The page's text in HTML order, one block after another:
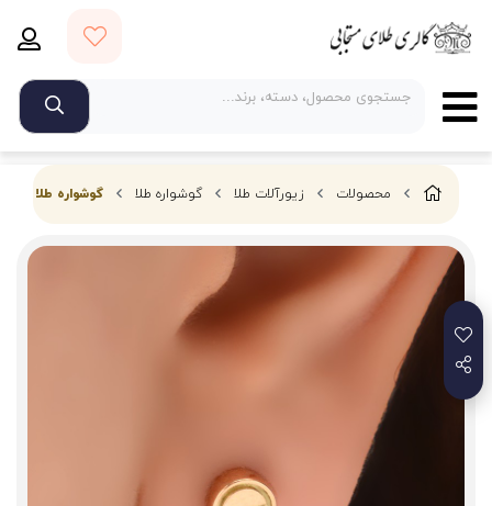
محصولات زیورآلات طلا گوشواره طلا گوشواره طلا 18 عیار زنانه طلای مستجابی مدل گلگوش گرد کد 04